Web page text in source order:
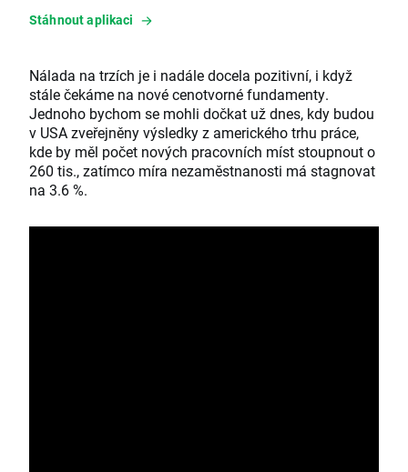
Stáhnout aplikaci
Nálada na trzích je i nadále docela pozitivní, i když
stále čekáme na nové cenotvorné fundamenty.
Jednoho bychom se mohli dočkat už dnes, kdy budou
v USA zveřejněny výsledky z amerického trhu práce,
kde by měl počet nových pracovních míst stoupnout o
260 tis., zatímco míra nezaměstnanosti má stagnovat
na 3.6 %.